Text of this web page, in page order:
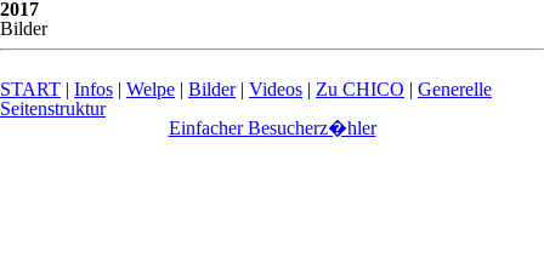
2017
Bilder
START | Infos | Welpe | Bilder| Videos | Zu CHICO | Generelle
Seitenstruktur
Einfacher Besucherz�hler